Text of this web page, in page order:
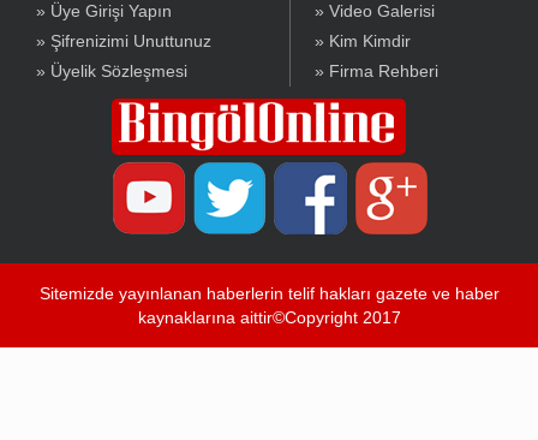
» Üye Girişi Yapın
» Şifrenizimi Unuttunuz
» Üyelik Sözleşmesi
» Video Galerisi
» Kim Kimdir
» Firma Rehberi
Sitemizde yayınlanan haberlerin telif hakları gazete ve haber
kaynaklarına aittir©Copyright 2017